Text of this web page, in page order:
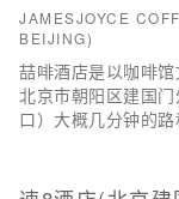
单等旅游景点和购
医院只有2公里的路
车站有52路、特2路
120路、126路、43
下车即可到达本酒店
JAMESJOYCE
BEIJING)
喆啡酒店是以咖啡
北京市朝阳区建国
口）大概几分钟的
院直线距离2公里左